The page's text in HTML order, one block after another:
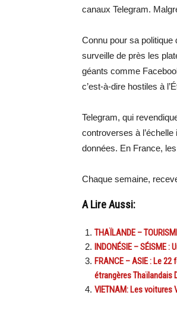
canaux Telegram.
Connu pour sa politique
surveille de près les
géants comme
c’est-à-dire hostiles à
Telegram, qui
controverses à
données. En France,
Chaque semaine,
A Lire Aussi:
THAÏLANDE –
INDONÉSIE – SÉISME
FRANCE – ASIE : Le
étrangères Thaïlandais
VIETNAM: Les